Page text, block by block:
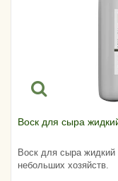
Воск для сыра
Воск для сыра
небольших хозяйств.